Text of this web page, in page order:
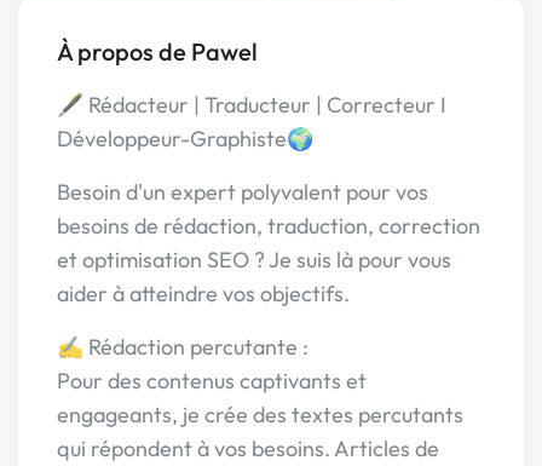
À propos de Pawel
🖋️ Rédacteur | Traducteur | Correcteur I
Développeur-Graphiste🌍
Besoin d'un expert polyvalent pour vos
besoins de rédaction, traduction, correction
et optimisation SEO ? Je suis là pour vous
aider à atteindre vos objectifs.
✍️ Rédaction percutante :
Pour des contenus captivants et
engageants, je crée des textes percutants
qui répondent à vos besoins. Articles de